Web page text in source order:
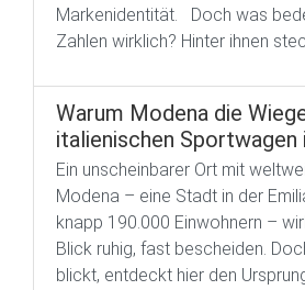
Markenidentität. Doch was
Zahlen wirklich? Hinter ihnen
Warum Modena die
italienischen Sportwagen
Ein unscheinbarer Ort mit
Modena – eine Stadt in der
knapp 190.000 Einwohnern –
Blick ruhig, fast bescheiden.
blickt, entdeckt hier den